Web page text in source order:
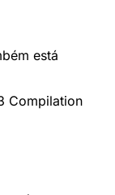
está
Compilation